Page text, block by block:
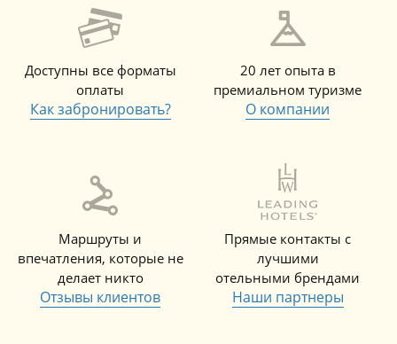
Доступны все форматы
оплаты
Как забронировать?
20 лет опыта в
премиальном туризме
О компании
Маршруты и
впечатления, которые не
делает никто
Отзывы клиентов
Прямые контакты с
лучшими
отельными брендами
Наши партнеры